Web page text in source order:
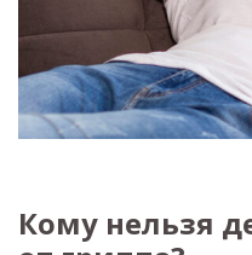
Кому нельзя